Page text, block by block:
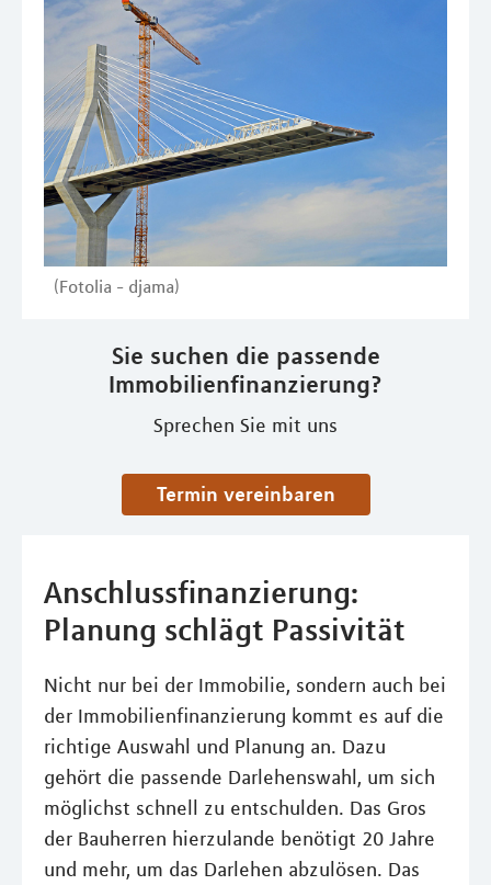
(Fotolia - djama)
Sie suchen die passende
Immobilienfinanzierung?
Sprechen Sie mit uns
Termin vereinbaren
Anschlussfinanzierung:
Planung schlägt Passivität
Nicht nur bei der Immobilie, sondern auch bei
der Immobilienfinanzierung kommt es auf die
richtige Auswahl und Planung an. Dazu
gehört die passende Darlehenswahl, um sich
möglichst schnell zu entschulden. Das Gros
der Bauherren hierzulande benötigt 20 Jahre
und mehr, um das Darlehen abzulösen. Das